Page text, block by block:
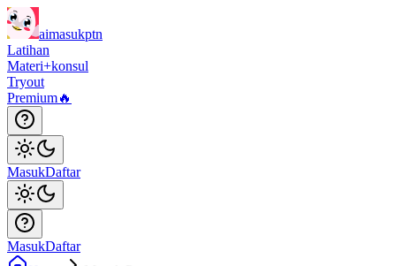
aimasukptn
Latihan
Materi+konsul
Tryout
Premium🔥
MasukDaftar
MasukDaftar